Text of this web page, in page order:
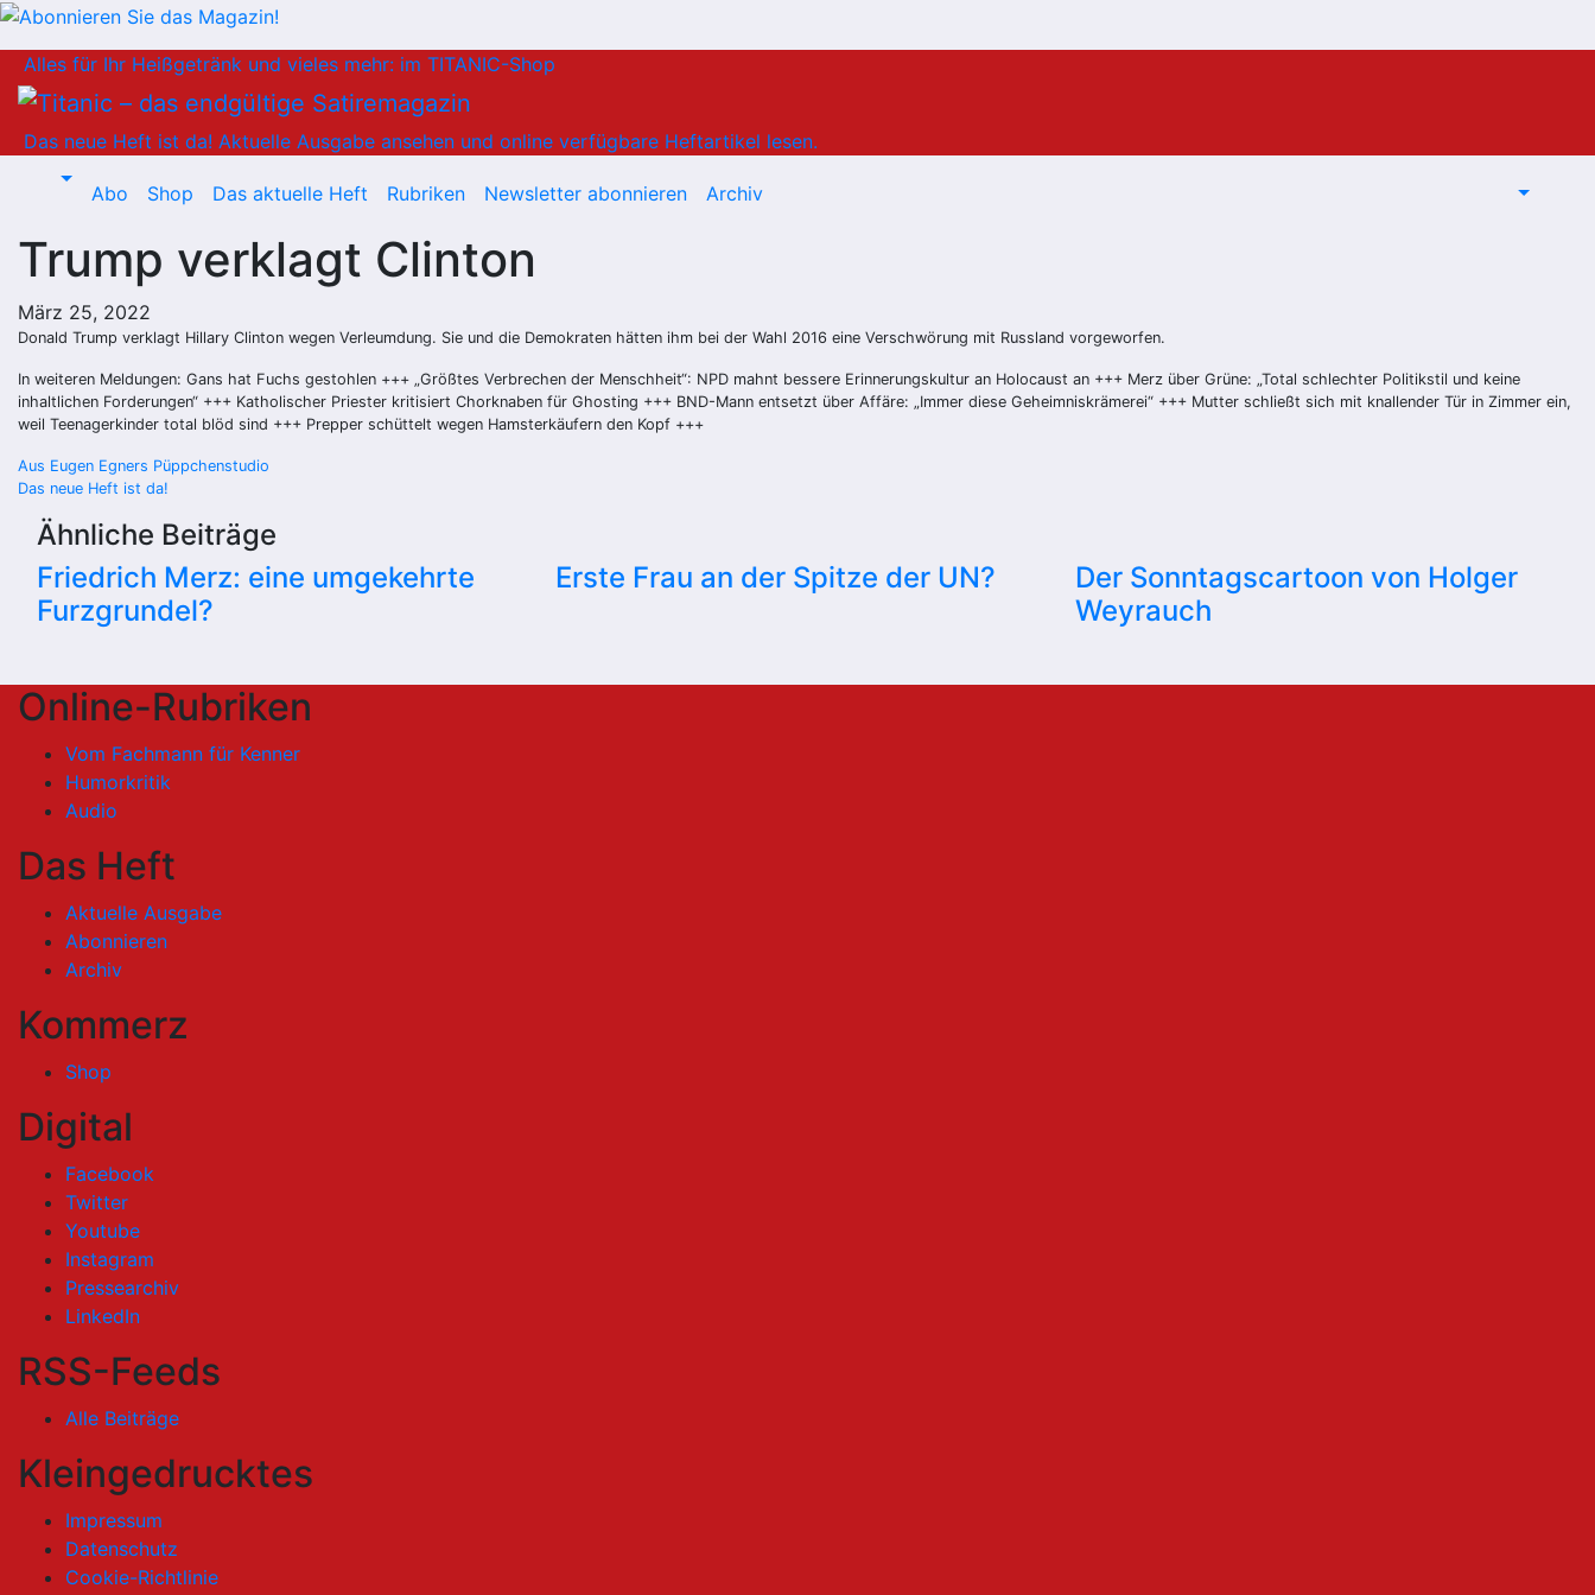
Inhalt
springen
Alles für Ihr Heißgetränk und vieles mehr: im TITANIC-Shop
Das neue Heft ist da! Aktuelle Ausgabe ansehen und online verfügbare Heftartikel lesen.
Abo Shop Das aktuelle Heft Rubriken Newsletter abonnieren Archiv
Trump verklagt Clinton
März 25, 2022
Donald Trump verklagt Hillary Clinton wegen Verleumdung. Sie und die Demokraten hätten ihm bei der Wahl 2016 eine Verschwörung mit Russland vorgeworfen.
In weiteren Meldungen: Gans hat Fuchs gestohlen +++ „Größtes Verbrechen der Menschheit“: NPD mahnt bessere Erinnerungskultur an Holocaust an +++ Merz über Grüne: „Total schlechter Politikstil und keine
inhaltlichen Forderungen“ +++ Katholischer Priester kritisiert Chorknaben für Ghosting +++ BND-Mann entsetzt über Affäre: „Immer diese Geheimniskrämerei“ +++ Mutter schließt sich mit knallender Tür in Zimmer ein,
weil Teenagerkinder total blöd sind +++ Prepper schüttelt wegen Hamsterkäufern den Kopf +++
Beitragsnavigation
Aus Eugen Egners Püppchenstudio
Das neue Heft ist da!
Ähnliche Beiträge
Friedrich Merz: eine umgekehrte
Furzgrundel?
Erste Frau an der Spitze der UN?
Der Sonntagscartoon von Holger
Weyrauch
Online-Rubriken
Vom Fachmann für Kenner
Humorkritik
Audio
Das Heft
Aktuelle Ausgabe
Abonnieren
Archiv
Kommerz
Shop
Digital
Facebook
Twitter
Youtube
Instagram
Pressearchiv
LinkedIn
RSS-Feeds
Alle Beiträge
Kleingedrucktes
Impressum
Datenschutz
Cookie-Richtlinie